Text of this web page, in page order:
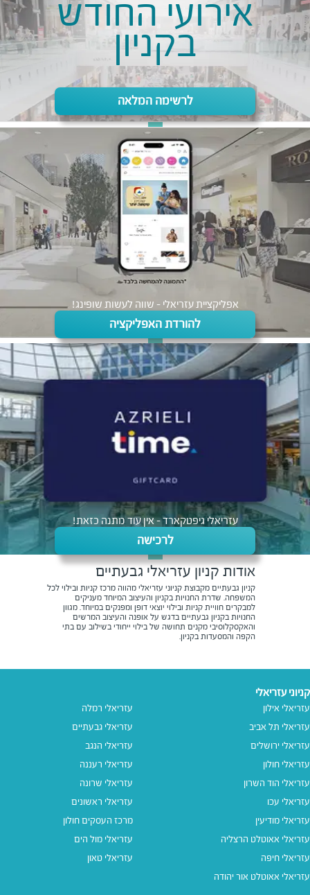
אירועי החודש
בקניון
לרשימה המלאה
אפליקציית עזריאלי - שווה לעשות שופינג!
להורדת האפליקציה
עזריאלי גיפטקארד - אין עוד מתנה כזאת!
לרכישה
אודות קניון עזריאלי גבעתיים
קניון גבעתיים מקבוצת קניוני עזריאלי מהווה מרכז קניות ובילוי לכל
המשפחה. שדרת החנויות בקניון והעיצוב המיוחד מעניקים
למבקרים חוויית קניות ובילוי יוצאי דופן ומפנקים במיוחד. מגוון
החנויות בקניון גבעתיים בדגש על אופנה והעיצוב המרשים
והאקסקלוסיבי מקנים תחושה של בילוי ייחודי בשילוב עם בתי
הקפה והמסעדות בקניון.
קניוני עזריאלי
עזריאלי אילון
עזריאלי תל אביב
עזריאלי ירושלים
עזריאלי חולון
עזריאלי הוד השרון
עזריאלי עכו
עזריאלי מודיעין
עזריאלי אאוטלט הרצליה
עזריאלי חיפה
עזריאלי אאוטלט אור יהודה
עזריאלי רמלה
עזריאלי גבעתיים
עזריאלי הנגב
עזריאלי רעננה
עזריאלי שרונה
עזריאלי ראשונים
מרכז העסקים חולון
עזריאלי מול הים
עזריאלי טאון